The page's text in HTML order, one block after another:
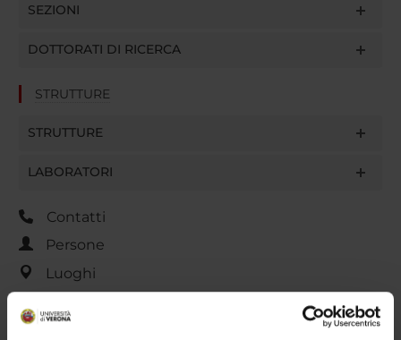
SEZIONI
DOTTORATI DI RICERCA
STRUTTURE
STRUTTURE
LABORATORI
Contatti
Persone
Luoghi